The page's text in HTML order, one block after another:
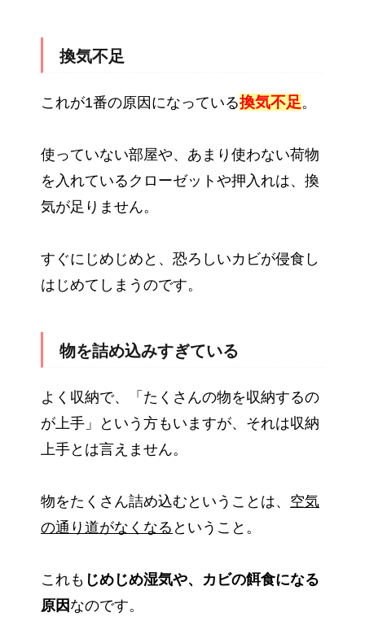
換気不足
これが1番の原因になっている換気不足。
使っていない部屋や、あまり使わない荷物
を入れているクローゼットや押入れは、換
気が足りません。
すぐにじめじめと、恐ろしいカビが侵食し
はじめてしまうのです。
物を詰め込みすぎている
よく収納で、「たくさんの物を収納するの
が上手」という方もいますが、それは収納
上手とは言えません。
物をたくさん詰め込むということは、 空気
の通り道がなくなる ということ。
これも じめじめ湿気や、カビの餌食になる
原因 なのです。